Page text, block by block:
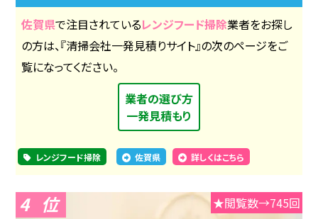
佐賀県で注目されているレンジフード掃除業者をお探し
の方は、『清掃会社一発見積りサイト』の次のページをご
覧になってください。
業者の選び方
一発見積もり
レンジフード掃除 佐賀県 詳しくはこちら
4 ★閲覧数→745回